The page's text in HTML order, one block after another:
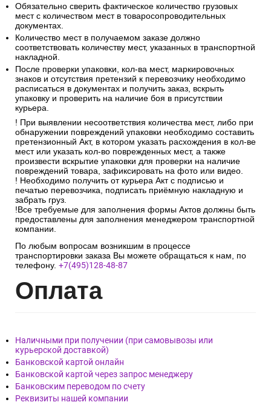
Обязательно сверить фактическое количество грузовых
мест с количеством мест в товаросопроводительных
документах.
Количество мест в получаемом заказе должно
соответствовать количеству мест, указанных в транспортной
накладной.
После проверки упаковки, кол-ва мест, маркировочных
знаков и отсутствия претензий к перевозчику необходимо
расписаться в документах и получить заказ, вскрыть
упаковку и проверить на наличие боя в присутствии
курьера.
! При выявлении несоответствия количества мест, либо при
обнаружении повреждений упаковки необходимо составить
претензионный Акт, в котором указать расхождения в кол-ве
мест или указать кол-во поврежденных мест, а также
произвести вскрытие упаковки для проверки на наличие
повреждений товара, зафиксировать на фото или видео.
! Необходимо получить от курьера Акт с подписью и
печатью перевозчика, подписать приёмную накладную и
забрать груз.
!Все требуемые для заполнения формы Актов должны быть
предоставлены для заполнения менеджером транспортной
компании.
По любым вопросам возникшим в процессе
транспортировки заказа Вы можете обращаться к нам, по
телефону. +7(495)128-48-87
Оплата
Наличными при получении (при самовывозы или
курьерской доставкой)
Банковской картой онлайн
Банковской картой через запрос менеджеру
Банковским переводом по счету
Реквизиты нашей компании